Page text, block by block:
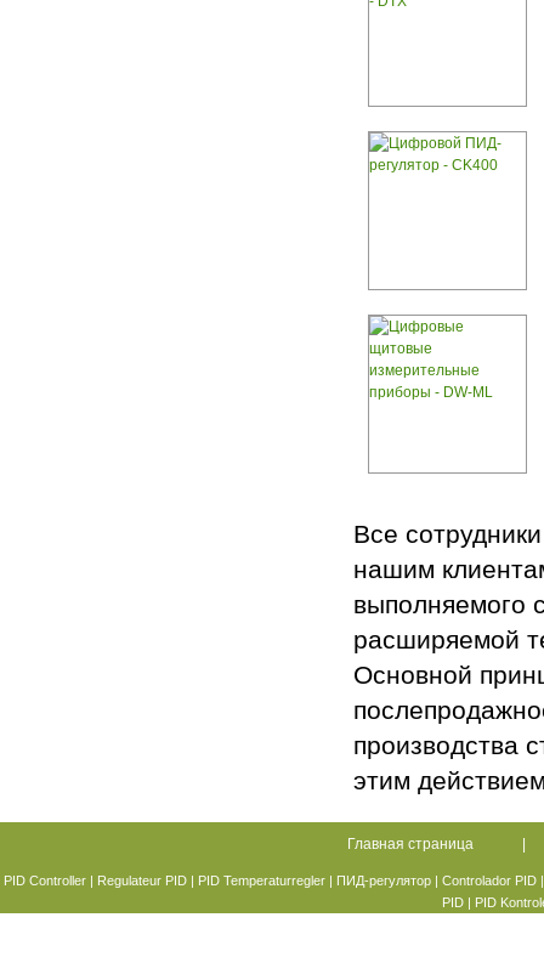
Все
нашим
выполняемого
расширяемой
Основной
производства
этим
Главная страница
PID Controller| Regulateur PID| PID Temperaturregler| ПИД-регулятор | Controlador PID
PID | PID